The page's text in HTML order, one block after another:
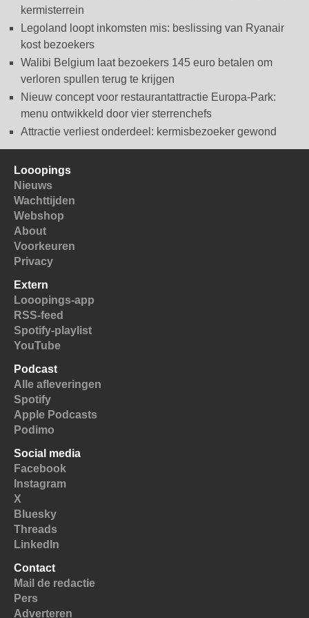
kermisterrein
Legoland loopt inkomsten mis: beslissing van Ryanair
kost bezoekers
Walibi Belgium laat bezoekers 145 euro betalen om
verloren spullen terug te krijgen
Nieuw concept voor restaurantattractie Europa-Park:
menu ontwikkeld door vier sterrenchefs
Attractie verliest onderdeel: kermisbezoeker gewond
Looopings
Nieuws
Wachttijden
Webshop
About
Voorkeuren
Privacy
Extern
Looopings-app
RSS-feed
Spotify-playlist
YouTube
Podcast
Alle afleveringen
Spotify
Apple Podcasts
Podimo
Social media
Facebook
Instagram
X
Bluesky
Threads
LinkedIn
Contact
Mail de redactie
Pers
Adverteren